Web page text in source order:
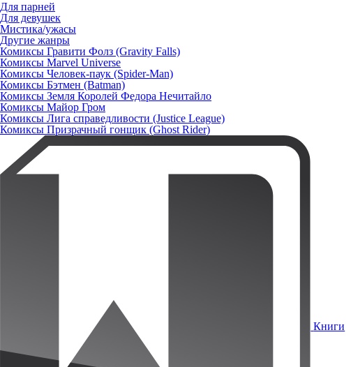
Для парней
Для девушек
Мистика/ужасы
Другие жанры
Комиксы Гравити Фолз (Gravity Falls)
Комиксы Marvel Universe
Комиксы Человек-паук (Spider-Man)
Комиксы Бэтмен (Batman)
Комиксы Земля Королей Федора Нечитайло
Комиксы Майор Гром
Комиксы Лига справедливости (Justice League)
Комиксы Призрачный гонщик (Ghost Rider)
Книги